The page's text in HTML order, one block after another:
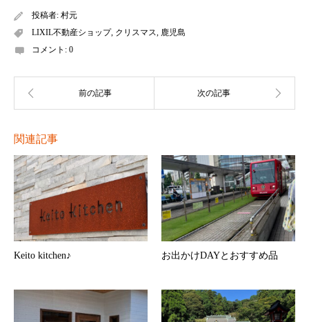
投稿者: 村元
LIXIL不動産ショップ, クリスマス, 鹿児島
コメント: 0
関連記事
Keito kitchen♪ お出かけDAYとおすすめ品